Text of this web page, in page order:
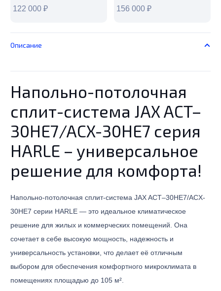
122 000 ₽ 156 000 ₽
Описание
Напольно-потолочная
сплит-система JAX ACT–
30HE7/ACX-30HE7 серия
HARLE – универсальное
решение для комфорта!
Напольно-потолочная сплит-система JAX ACT–30HE7/ACX-
30HE7 серии HARLE — это идеальное климатическое
решение для жилых и коммерческих помещений. Она
сочетает в себе высокую мощность, надежность и
универсальность установки, что делает её отличным
выбором для обеспечения комфортного микроклимата в
помещениях площадью до 105 м².